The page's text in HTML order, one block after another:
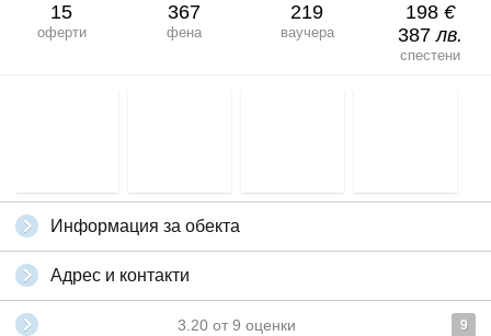
15
оферти
367
фена
219
ваучера
198 €
387лв.
спестени
Информация за обекта
Адрес и контакти
3.20 от 9 оценки 9